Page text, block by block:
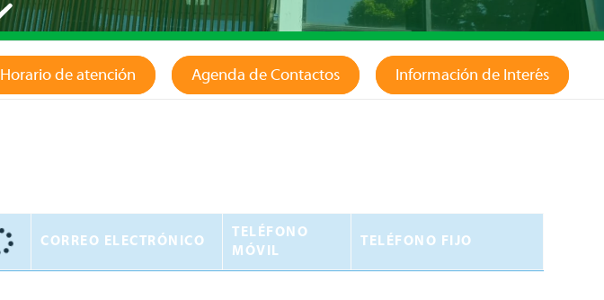
Horario de atención Agenda de Contactos Información de Interés
CORREO ELECTRÓNICO
TELÉFONO
MÓVIL
TELÉFONO FIJO